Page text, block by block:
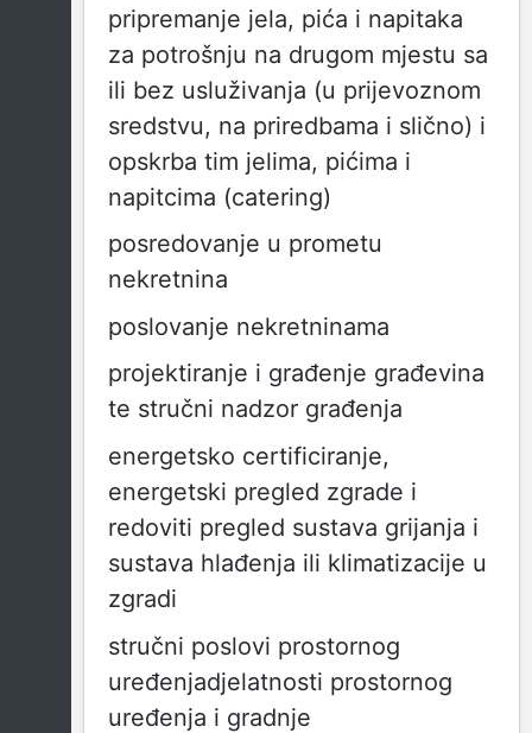
pripremanje jela, pića i napitaka
za potrošnju na drugom mjestu sa
ili bez usluživanja (u prijevoznom
sredstvu, na priredbama i slično) i
opskrba tim jelima, pićima i
napitcima (catering)
posredovanje u prometu
nekretnina
poslovanje nekretninama
projektiranje i građenje građevina
te stručni nadzor građenja
energetsko certificiranje,
energetski pregled zgrade i
redoviti pregled sustava grijanja i
sustava hlađenja ili klimatizacije u
zgradi
stručni poslovi prostornog
uređenjadjelatnosti prostornog
uređenja i gradnje